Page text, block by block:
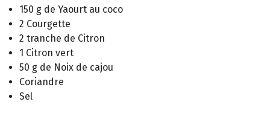
150 g de Yaourt au coco
2 Courgette
2 tranche de Citron
1 Citron vert
50 g de Noix de cajou
Coriandre
Sel